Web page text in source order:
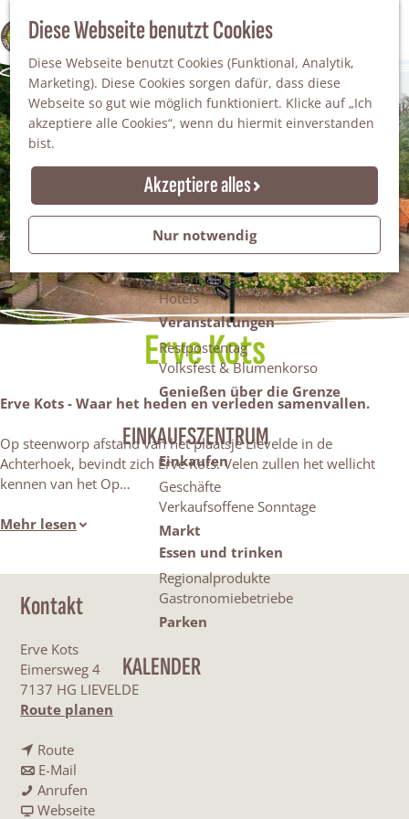
Diese Webseite benutzt Cookies
Diese Webseite benutzt Cookies (Funktional, Analytik,
Marketing). Diese Cookies sorgen dafür, dass diese
Webseite so gut wie möglich funktioniert. Klicke auf „Ich
akzeptiere alle Cookies“, wenn du hiermit einverstanden
bist.
Akzeptiere alles
Nur notwendig
100% WINTERSWIJK
S
u
c
h
e
n
M
e
n
ü
Da staunt man!
Freiheitsbäume
Natur
Naturgebiete
Nationaler Landschaftspark Winterswijk
Der Steingrube
Gärten & Parks
Übernachten
Campingplätze & Ferienparks
Gruppenunterkünfte
Bed & Breakfasts
Ferienhäuser
Hotels
Veranstaltungen
Restpostentag
Volksfest & Blumenkorso
Genießen über die Grenze
EINKAUFSZENTRUM
Einkaufen
Geschäfte
Verkaufsoffene Sonntage
Markt
Essen und trinken
Regionalprodukte
Gastronomiebetriebe
Parken
KALENDER
Erve Kots
Erve Kots - Waar het heden en verleden samenvallen.
Op steenworp afstand van het plaatsje Lievelde in de
Achterhoek, bevindt zich Erve Kots. Velen zullen het wellicht
kennen van het Op…
Mehr lesen
Kontakt
Erve Kots
Eimersweg 4
7137 HG LIEVELDE
Route planen
Routeb
i
s
E
E-Mail
i
s
Anrufen
r
Webseitea